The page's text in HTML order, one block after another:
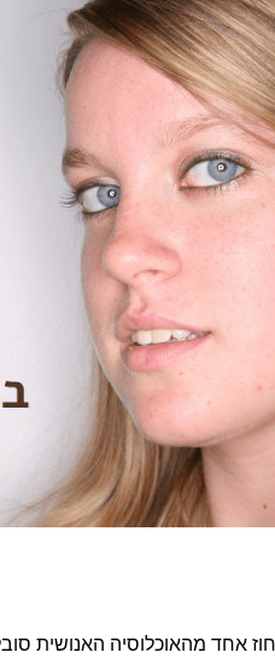
אחד מהאוכלוסיה האנושית